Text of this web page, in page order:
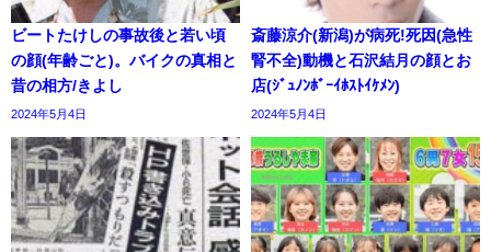
ビートたけしの事故後と若い頃
の顔(年齢ごと)。バイクの真相と
昔の相方/きよし
2024年5月4日
斎藤涼介(新潟)が病死!死因(急性
腎不全)動機と石沢結月の顔とお
店(ｼﾞｭﾉﾝﾎﾞｰｲﾎｽﾄｲｹﾒﾝ)
2024年5月4日